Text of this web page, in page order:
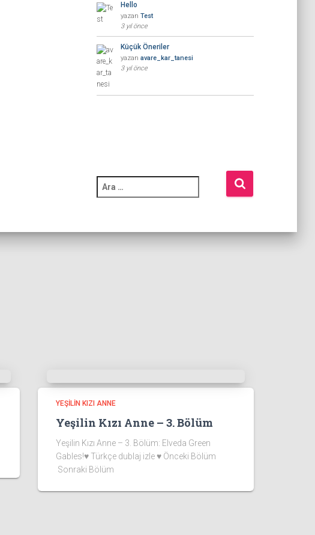
Hello
yazan Test
3 yıl önce
Küçük Öneriler
yazan avare_kar_tanesi
3 yıl önce
r
a
YEŞILIN KIZI ANNE
Yeşilin Kızı Anne – 3. Bölüm
Yeşilin Kızı Anne – 3. Bölüm: Elveda Green
Gables!♥ Türkçe dublaj izle ♥ Önceki Bölüm
Sonraki Bölüm